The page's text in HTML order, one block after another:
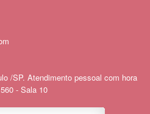
/SP. Atendimento pessoal com hora
- Sala 10